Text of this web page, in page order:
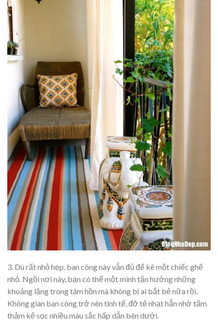
3. Dù rất nhỏ hẹp, ban công này vẫn đủ để kê một chiếc ghế
nhỏ. Ngồi nơi này, bạn có thể một mình tận hưởng những
khoảng lặng trong tâm hồn mà không bị ai bắt bẻ nữa rồi.
Không gian ban công trở nên tinh tế, đỡ tẻ nhạt hẳn nhờ tấm
thảm kẻ sọc nhiều màu sắc hấp dẫn bên dưới.